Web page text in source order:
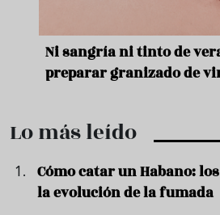
Ni sangría ni tinto de
preparar granizado de
Lo más leído
Cómo catar un Habano:
la evolución de la fumada